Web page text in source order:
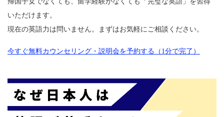
いただけます。
現在の英語力は問いません。まずはお気軽にご相談ください。
今すぐ無料カウンセリング・説明会を予約する（1分で完了）